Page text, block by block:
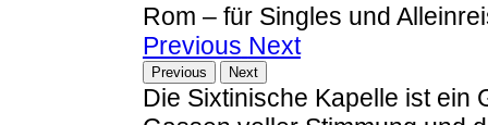
Rom – für Singles und
Previous Next
Previous Next
Die Sixtinische Kapelle ist ein